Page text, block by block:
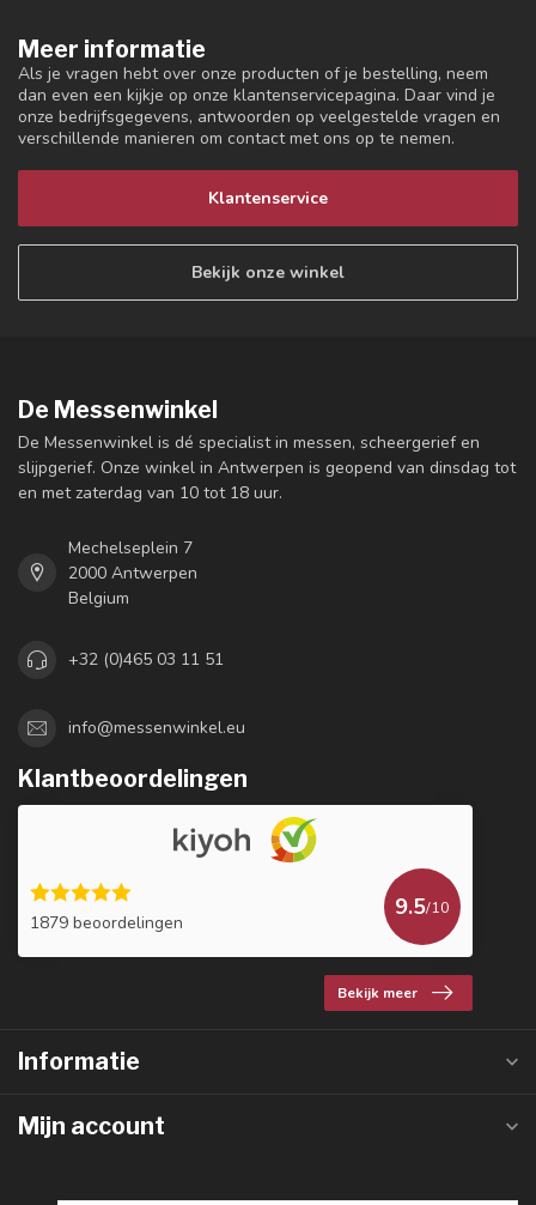
Meer informatie
Als je vragen hebt over onze producten of je bestelling, neem
dan even een kijkje op onze klantenservicepagina. Daar vind je
onze bedrijfsgegevens, antwoorden op veelgestelde vragen en
verschillende manieren om contact met ons op te nemen.
Klantenservice
Bekijk onze winkel
De Messenwinkel
De Messenwinkel is dé specialist in messen, scheergerief en
slijpgerief. Onze winkel in Antwerpen is geopend van dinsdag tot
en met zaterdag van 10 tot 18 uur.
Mechelseplein 7
2000 Antwerpen
Belgium
+32 (0)465 03 11 51
info@messenwinkel.eu
Klantbeoordelingen
1879 beoordelingen
9.5/10
Bekijk meer
Informatie
Mijn account